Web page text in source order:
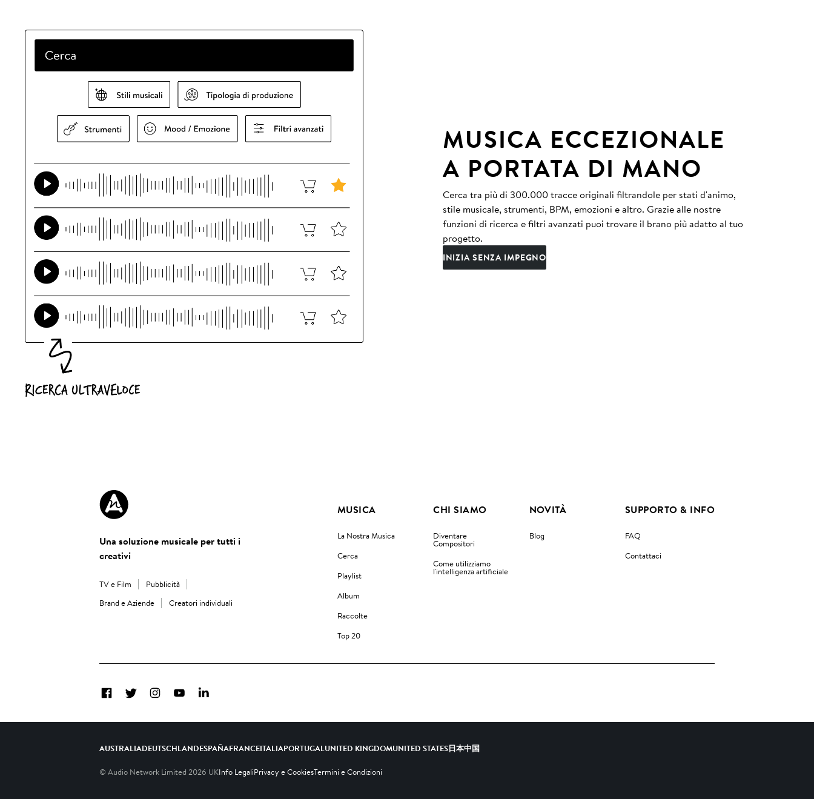
MUSICA ECCEZIONALE
A PORTATA DI MANO
Cerca tra più di 300.000 tracce originali filtrandole per stati d'animo,
stile musicale, strumenti, BPM, emozioni e altro. Grazie alle nostre
funzioni di ricerca e filtri avanzati puoi trovare il brano più adatto al tuo
progetto.
INIZIA SENZA IMPEGNO
Una soluzione musicale per tutti i
creativi
TV e Film
Pubblicità
Brand e Aziende
Creatori individuali
MUSICA
La Nostra Musica
Cerca
Playlist
Album
Raccolte
Top 20
CHI SIAMO
Diventare
Compositori
Come utilizziamo
l'intelligenza artificiale
NOVITÀ
Blog
SUPPORTO & INFO
FAQ
Contattaci
FacebookTwitterInstagramYouTubeLinkedIn
AUSTRALIADEUTSCHLANDESPAÑAFRANCEITALIAPORTUGALUNITED KINGDOMUNITED STATES日本中国
© Audio Network Limited 2026 UKInfo LegaliPrivacy e CookiesTermini e Condizioni